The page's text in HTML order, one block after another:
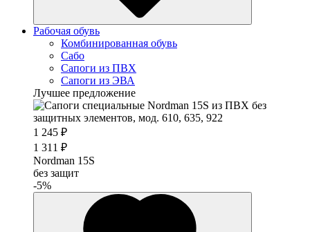
Рабочая обувь
Комбинированная обувь
Сабо
Сапоги из ПВХ
Сапоги из ЭВА
Лучшее предложение
1 245 ₽
1 311 ₽
Nordman 15S
без защит
-5%